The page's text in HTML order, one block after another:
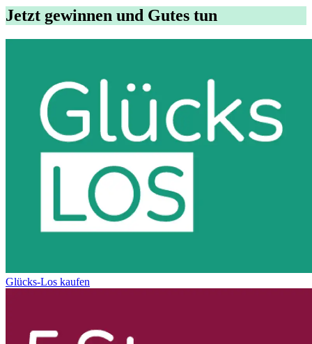
Jetzt gewinnen und Gutes tun
Glücks-Los kaufen